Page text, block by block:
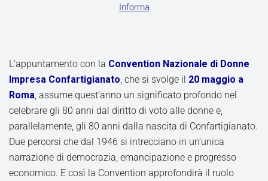
Informa
L’appuntamento con la Convention Nazionale di Donne
Impresa Confartigianato, che si svolge il 20 maggio a
Roma, assume quest’anno un significato profondo nel
celebrare gli 80 anni dal diritto di voto alle donne e,
parallelamente, gli 80 anni dalla nascita di Confartigianato.
Due percorsi che dal 1946 si intrecciano in un’unica
narrazione di democrazia, emancipazione e progresso
economico. E così la Convention approfondirà il ruolo